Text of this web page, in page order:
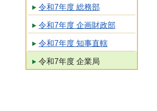
令和7年度 総務部
令和7年度 企画財政部
令和7年度 知事直轄
令和7年度 企業局